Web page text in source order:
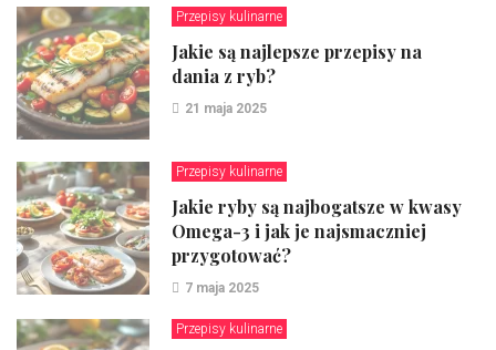
Przepisy kulinarne
Jakie są najlepsze przepisy na
dania z ryb?
21 maja 2025
Przepisy kulinarne
Jakie ryby są najbogatsze w kwasy
Omega-3 i jak je najsmaczniej
przygotować?
7 maja 2025
Przepisy kulinarne